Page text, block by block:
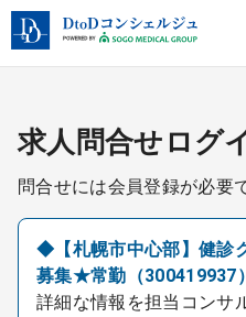
クリニック開業
DtoDとは
お問合せ
求人問合せログ
問合せには会員登録が必要
◆【札幌市中心部】健診
募集★常勤（300419937
詳細な情報を担当コンサ